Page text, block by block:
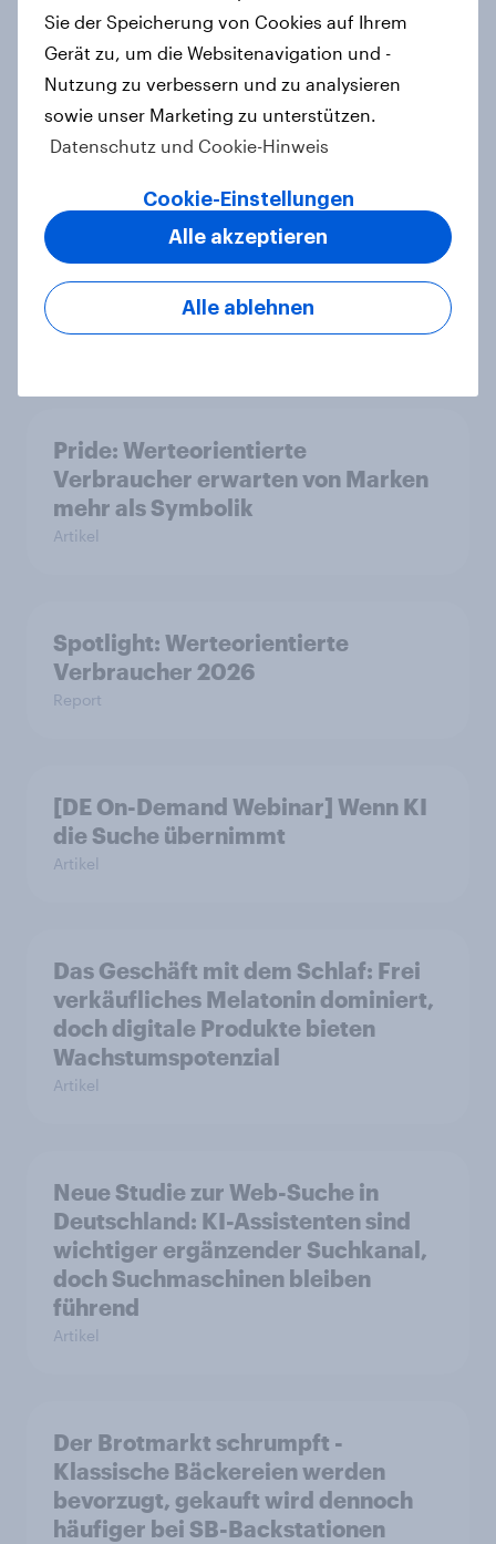
Influencer-Produkte auf
Erfolgskurs: Soziale Medien als
Vertrauenssystem für Shopper
Artikel
Neue YouGov-Studie zum
Bierkonsum in Deutschland – Jeder
Vierte trinkt wöchentlich
alkoholhaltiges Bier, Alkoholfreies
Bier wächst um über 23 Prozent
Pride: Werteorientierte
Verbraucher erwarten von Marken
mehr als Symbolik
Artikel
Spotlight: Werteorientierte
Verbraucher 2026
Report
[DE On-Demand Webinar] Wenn KI
die Suche übernimmt
Artikel
Das Geschäft mit dem Schlaf: Frei
verkäufliches Melatonin dominiert,
doch digitale Produkte bieten
Wachstumspotenzial
Artikel
Neue Studie zur Web-Suche in
Deutschland: KI-Assistenten sind
wichtiger ergänzender Suchkanal,
doch Suchmaschinen bleiben
führend
Artikel
Der Brotmarkt schrumpft -
Klassische Bäckereien werden
bevorzugt, gekauft wird dennoch
häufiger bei SB-Backstationen
Sie der Speicherung von Cookies auf Ihrem
Gerät zu, um die Websitenavigation und -
Nutzung zu verbessern und zu analysieren
sowie unser Marketing zu unterstützen.
Datenschutz und Cookie-Hinweis
Cookie-Einstellungen
Alle ablehnen
Alle akzeptieren